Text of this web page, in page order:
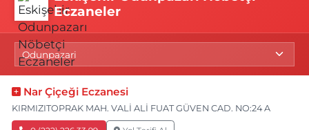
Eczaneler
Nar Çiçeği Eczanesi
KIRMIZITOPRAK MAH. VALİ ALİ FUAT GÜVEN CAD. NO:24 A